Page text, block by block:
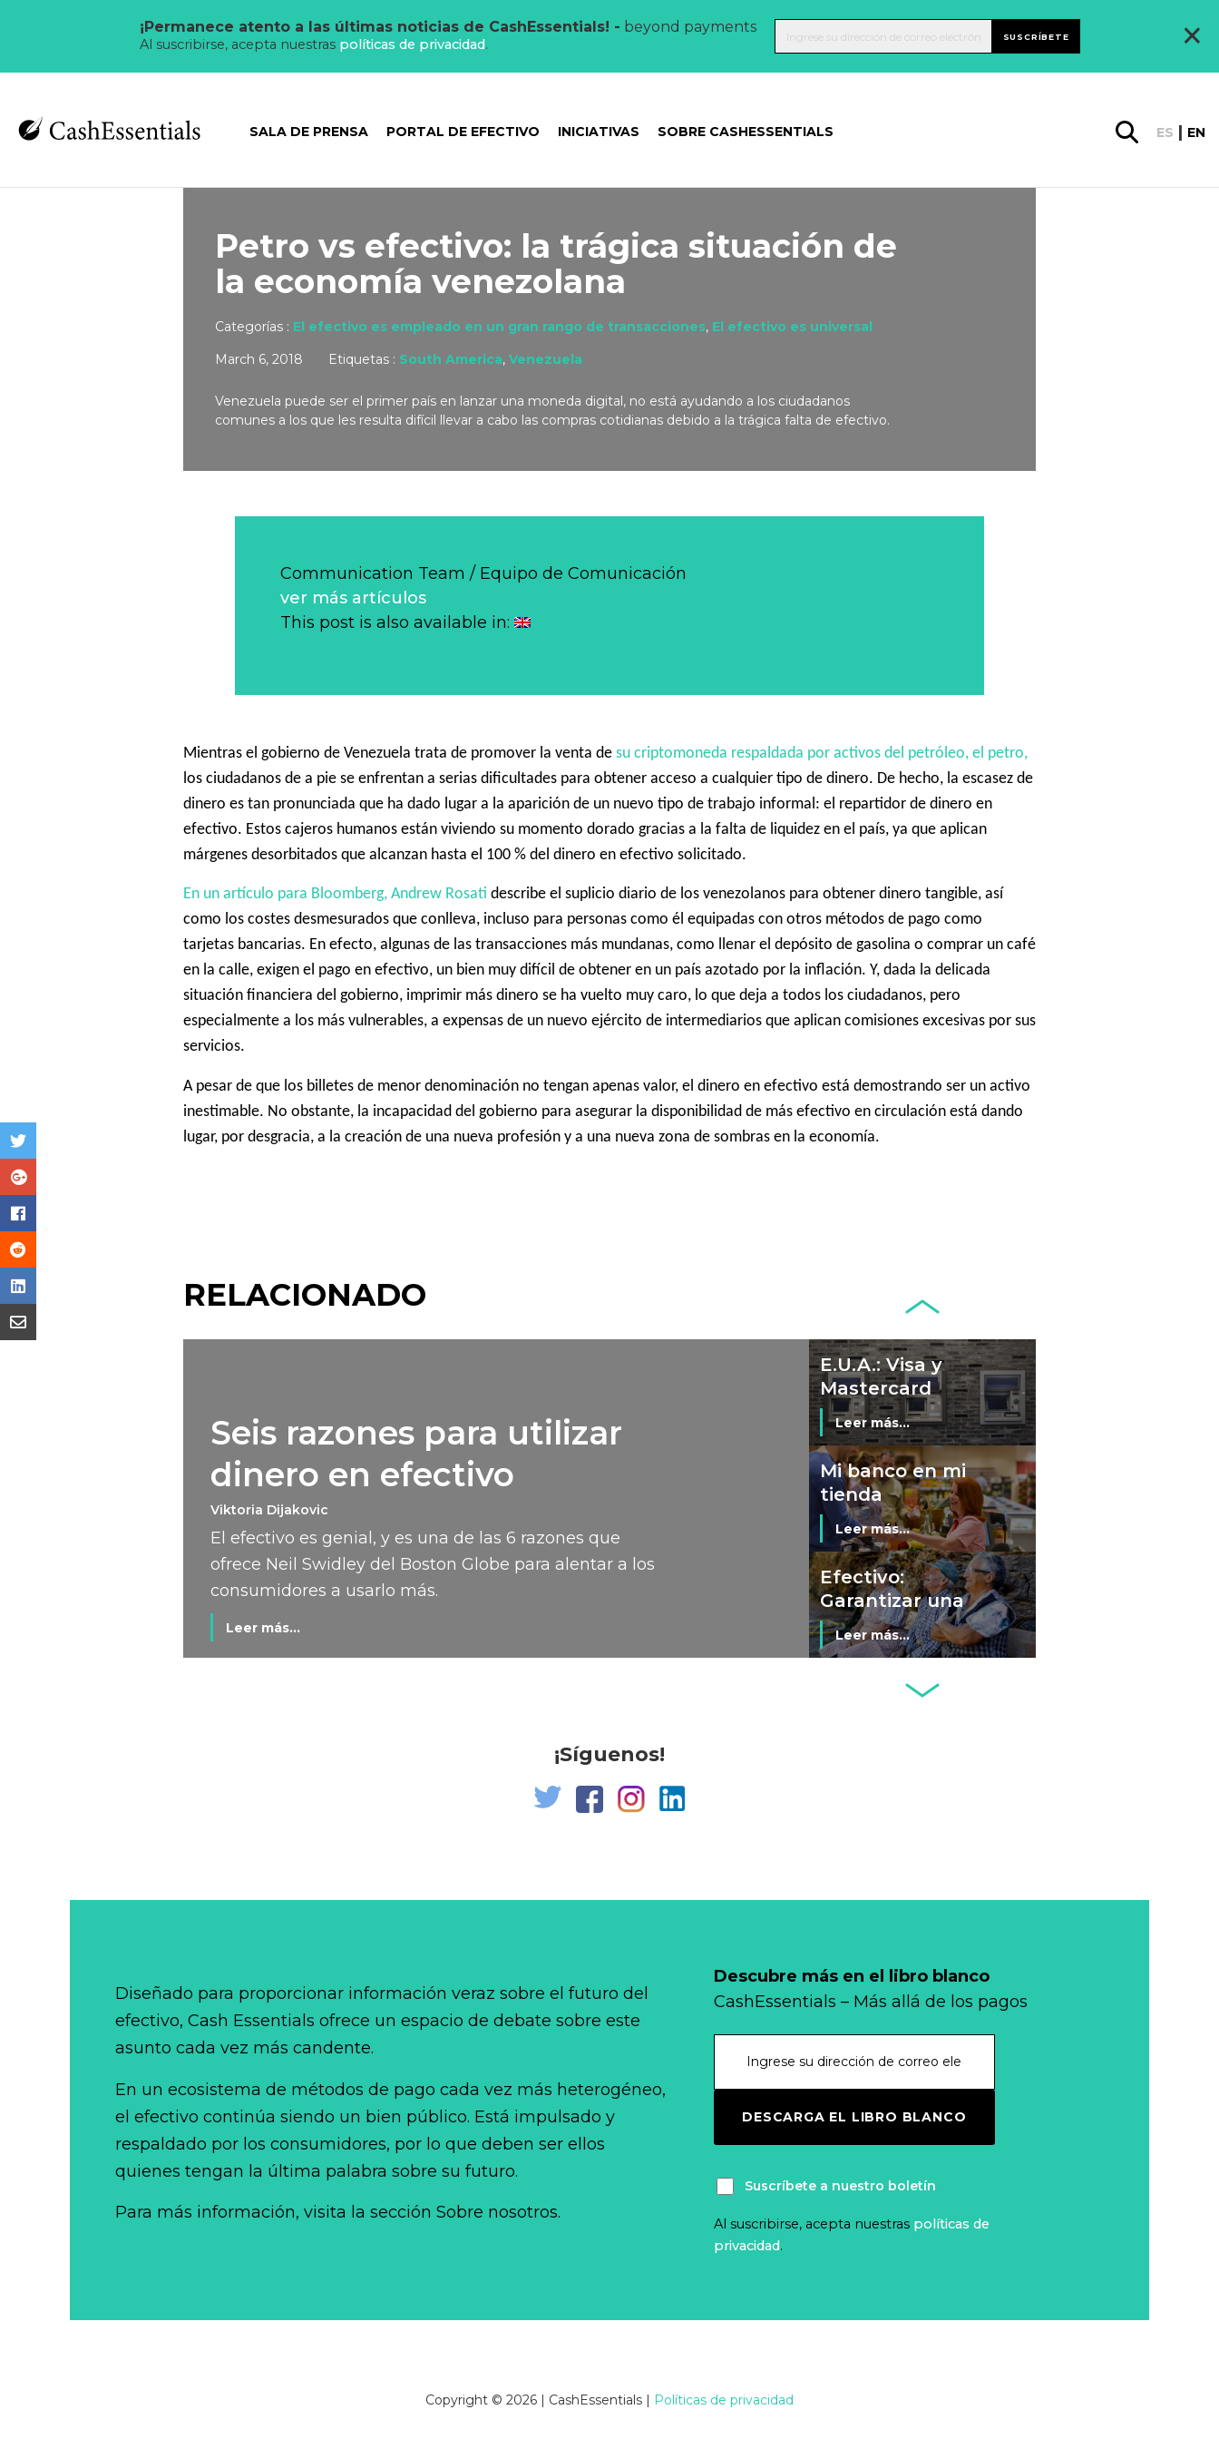
¡Permanece atento a las últimas noticias de CashEssentials! - beyond payments
Al suscribirse, acepta nuestras políticas de privacidad. SUSCRÍBETE ×
SALA DE PRENSA PORTAL DE EFECTIVO INICIATIVAS SOBRE CASHESSENTIALS ES EN
Petro vs efectivo: la trágica situación de
la economía venezolana
Categorías : El efectivo es empleado en un gran rango de transacciones, El efectivo es universal
March 6, 2018
Etiquetas : South America, Venezuela
Venezuela puede ser el primer país en lanzar una moneda digital, no está ayudando a los ciudadanos
comunes a los que les resulta difícil llevar a cabo las compras cotidianas debido a la trágica falta de efectivo.
Communication Team / Equipo de Comunicación
ver más artículos
This post is also available in:
Mientras el gobierno de Venezuela trata de promover la venta de su criptomoneda respaldada por activos del petróleo, el petro,
los ciudadanos de a pie se enfrentan a serias dificultades para obtener acceso a cualquier tipo de dinero. De hecho, la escasez de
dinero es tan pronunciada que ha dado lugar a la aparición de un nuevo tipo de trabajo informal: el repartidor de dinero en
efectivo. Estos cajeros humanos están viviendo su momento dorado gracias a la falta de liquidez en el país, ya que aplican
márgenes desorbitados que alcanzan hasta el 100 % del dinero en efectivo solicitado.
En un artículo para Bloomberg, Andrew Rosati describe el suplicio diario de los venezolanos para obtener dinero tangible, así
como los costes desmesurados que conlleva, incluso para personas como él equipadas con otros métodos de pago como
tarjetas bancarias. En efecto, algunas de las transacciones más mundanas, como llenar el depósito de gasolina o comprar un café
en la calle, exigen el pago en efectivo, un bien muy difícil de obtener en un país azotado por la inflación. Y, dada la delicada
situación financiera del gobierno, imprimir más dinero se ha vuelto muy caro, lo que deja a todos los ciudadanos, pero
especialmente a los más vulnerables, a expensas de un nuevo ejército de intermediarios que aplican comisiones excesivas por sus
servicios.
A pesar de que los billetes de menor denominación no tengan apenas valor, el dinero en efectivo está demostrando ser un activo
inestimable. No obstante, la incapacidad del gobierno para asegurar la disponibilidad de más efectivo en circulación está dando
lugar, por desgracia, a la creación de una nueva profesión y a una nueva zona de sombras en la economía.
RELACIONADO
Seis razones para utilizar
dinero en efectivo
Viktoria Dijakovic
El efectivo es genial, y es una de las 6 razones que
ofrece Neil Swidley del Boston Globe para alentar a los
consumidores a usarlo más.
Leer más...
Efectivo (Santiago
de Chile, 3 de junio
de 2024)
Leer más...
monedas
Leer más...
E.U.A.: Visa y
Mastercard
resuelven
demanda
colectiva sobre
cajeros
automáticos
Leer más...
Mi banco en mi
tienda
Leer más...
Efectivo:
Garantizar una
transición digital
justa, inclusiva y
Leer más...
Seminario El
Conflictos,
E.U.A.: Visa y
demanda
colectiva sobre
cajeros
automáticos
Leer más...
Mi banco en mi
Efectivo:
Garantizar una
Seminario El
¡Síguenos!
Descubre más en el libro blanco
CashEssentials – Más allá de los pagos
DESCARGA EL LIBRO BLANCO
Suscríbete a nuestro boletín
Al suscribirse, acepta nuestras políticas de
privacidad.
Diseñado para proporcionar información veraz sobre el futuro del
efectivo, Cash Essentials ofrece un espacio de debate sobre este
asunto cada vez más candente.
En un ecosistema de métodos de pago cada vez más heterogéneo,
el efectivo continúa siendo un bien público. Está impulsado y
respaldado por los consumidores, por lo que deben ser ellos
quienes tengan la última palabra sobre su futuro.
Para más información, visita la sección Sobre nosotros.
Copyright © 2026 | CashEssentials | Políticas de privacidad